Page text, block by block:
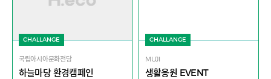
CHALLANGE
국립아시아문화전당
하늘마당 환경캠페인
CHALLANGE
MUJI
생활응원 EVENT